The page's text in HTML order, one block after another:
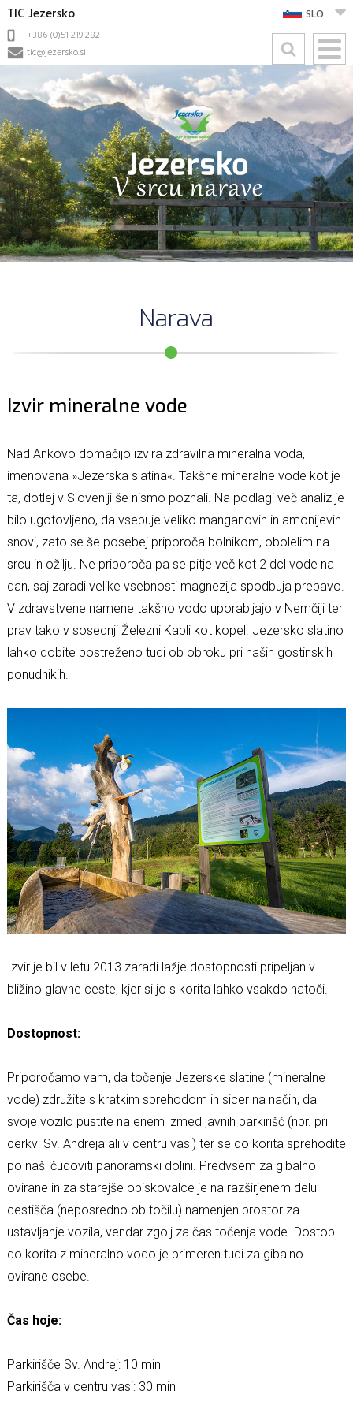
TIC Jezersko
+386 (0)51 219 282
tic@jezersko.si
SLO
Narava
Izvir mineralne vode
Nad Ankovo domačijo izvira zdravilna mineralna voda,
imenovana »Jezerska slatina«. Takšne mineralne vode kot je
ta, dotlej v Sloveniji še nismo poznali. Na podlagi več analiz je
bilo ugotovljeno, da vsebuje veliko manganovih in amonijevih
snovi, zato se še posebej priporoča bolnikom, obolelim na
srcu in ožilju. Ne priporoča pa se pitje več kot 2 dcl vode na
dan, saj zaradi velike vsebnosti magnezija spodbuja prebavo.
V zdravstvene namene takšno vodo uporabljajo v Nemčiji ter
prav tako v sosednji Železni Kapli kot kopel. Jezersko slatino
lahko dobite postreženo tudi ob obroku pri naših gostinskih
ponudnikih.
Izvir je bil v letu 2013 zaradi lažje dostopnosti pripeljan v
bližino glavne ceste, kjer si jo s korita lahko vsakdo natoči.
Dostopnost:
Priporočamo vam, da točenje Jezerske slatine (mineralne
vode) združite s kratkim sprehodom in sicer na način, da
svoje vozilo pustite na enem izmed javnih parkirišč (npr. pri
cerkvi Sv. Andreja ali v centru vasi) ter se do korita sprehodite
po naši čudoviti panoramski dolini. Predvsem za gibalno
ovirane in za starejše obiskovalce je na razširjenem delu
cestišča (neposredno ob točilu) namenjen prostor za
ustavljanje vozila, vendar zgolj za čas točenja vode. Dostop
do korita z mineralno vodo je primeren tudi za gibalno
ovirane osebe.
Čas hoje:
Parkirišče Sv. Andrej: 10 min
Parkirišča v centru vasi: 30 min